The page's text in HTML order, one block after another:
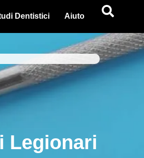
Dentistici Aiuto
Legionari